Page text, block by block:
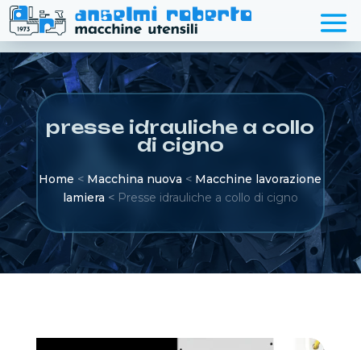
presse idrauliche a collo
di cigno
Home < Macchina nuova < Macchine lavorazione
lamiera < Presse idrauliche a collo di cigno